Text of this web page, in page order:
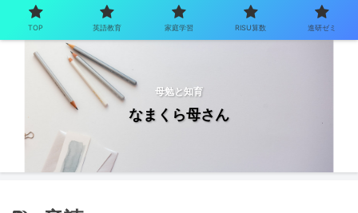
母勉と知育
なまくら母さん
TOP 英語教育 家庭学習 RISU算数 進研ゼミ